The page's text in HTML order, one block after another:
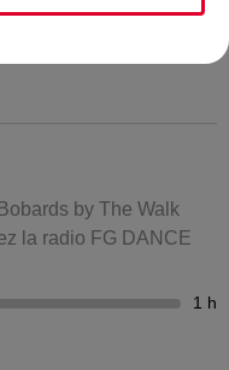
by The Walk
la radio FG DANCE
1 h